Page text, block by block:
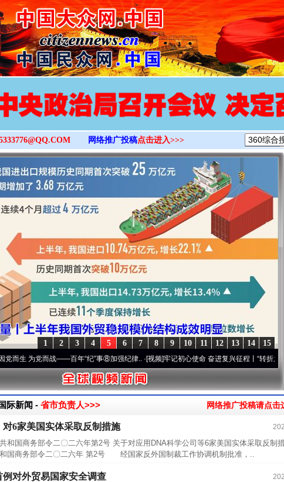
>
网络推广投稿点击进入>>>
15
14
13
12
11
10
9
8
7
6
5
4
3
2
1
为党而战——百年“纪”事⑧加强纪律..·[视频]牢记初心使命 奋进复兴征程丨“转折之城”激荡..
际新闻 - 省市负责人>>> 网络推广投稿请点击
对6家美国实体采取反制措施
和国商务部令二〇二六年第2号 关于对应用DNA科学公司等6家美国实体采取反制
国商务部令二〇二六年 第2号 经国家反外国制裁工作协调机制批准，..
例对外贸易国家安全调查